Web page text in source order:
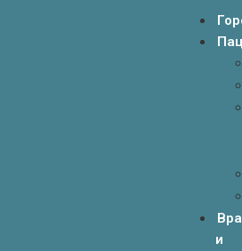
и